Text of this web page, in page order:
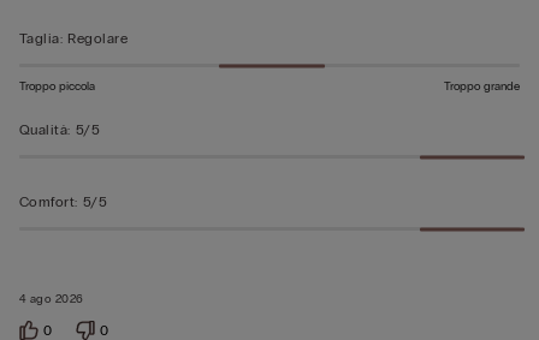
4 ago 2026
Taglia: Regolare
Troppo piccola Troppo grande
Qualità: 5/5
Comfort: 5/5
0 0